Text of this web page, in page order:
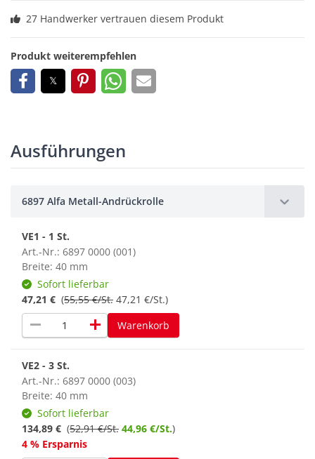
27 Handwerker vertrauen diesem Produkt
Produkt weiterempfehlen
Ausführungen
6897 Alfa Metall-Andrückrolle
VE1 - 1 St.
Art.-Nr.: 6897 0000 (001)
Breite: 40 mm
Sofort lieferbar
47,21 € (55,55 €/St. 47,21 €/St.)
remove add Warenkorb
VE2 - 3 St.
Art.-Nr.: 6897 0000 (003)
Breite: 40 mm
Sofort lieferbar
134,89 € (52,91 €/St. 44,96 €/St.)
4 % Ersparnis